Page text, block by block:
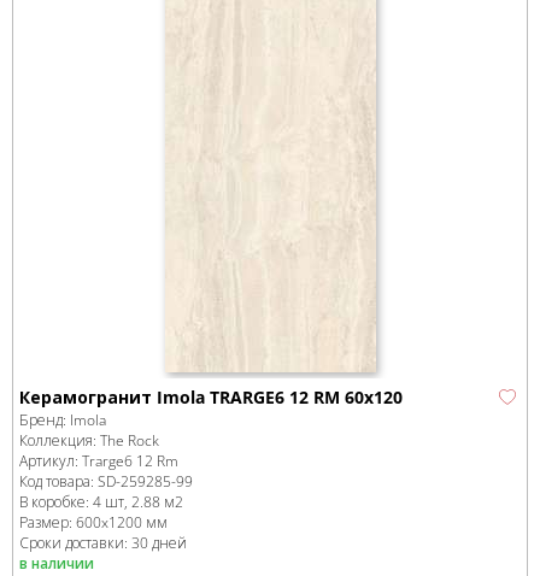
Керамогранит Imola TRARGE6 12 RM 60x120
Бренд: Imola
Коллекция: The Rock
Артикул: Trarge6 12 Rm
Код товара: SD-259285-99
В коробке: 4 шт, 2.88 м2
Размер: 600x1200 мм
Сроки доставки: 30 дней
в наличии